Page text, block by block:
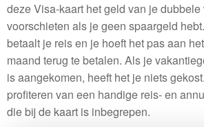
deze Visa-kaart het geld van je
voorschieten als je geen spaargeld
betaalt je reis en je hoeft het pas aan
maand terug te betalen. Als je
is aangekomen, heeft het je niets
profiteren van een handige reis- en
die bij de kaart is inbegrepen.